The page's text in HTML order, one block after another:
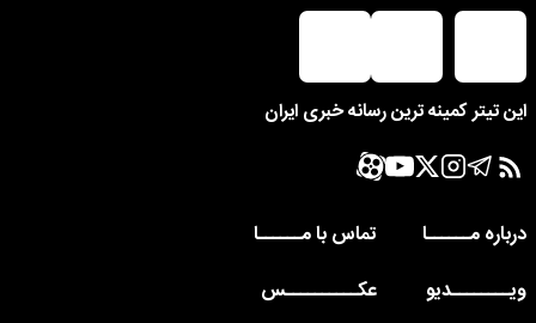
این تیتر کمینه ترین رسانه خبری ایران
درباره مــــــا
تماس با مــــــا
ویــــــــدیو
عکــــــــــس